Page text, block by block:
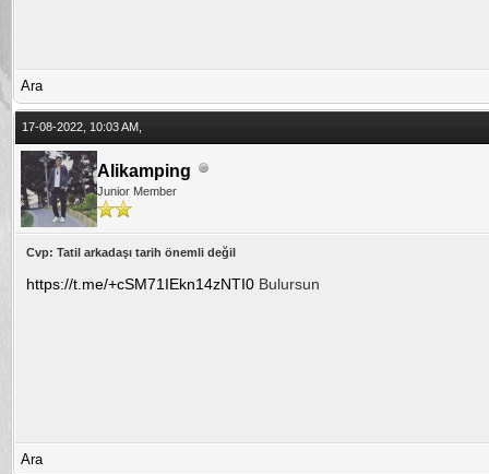
Ara
17-08-2022, 10:03 AM,
Alikamping
Junior Member
Cvp: Tatil arkadaşı tarih önemli değil
https://t.me/+cSM71IEkn14zNTI0 Bulursun
Ara